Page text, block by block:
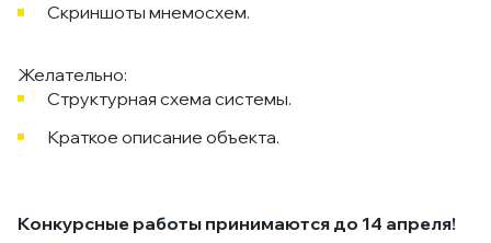
Скриншоты мнемосхем.
Желательно:
Структурная схема системы.
Краткое описание объекта.
Конкурсные работы принимаются до 14 апреля!